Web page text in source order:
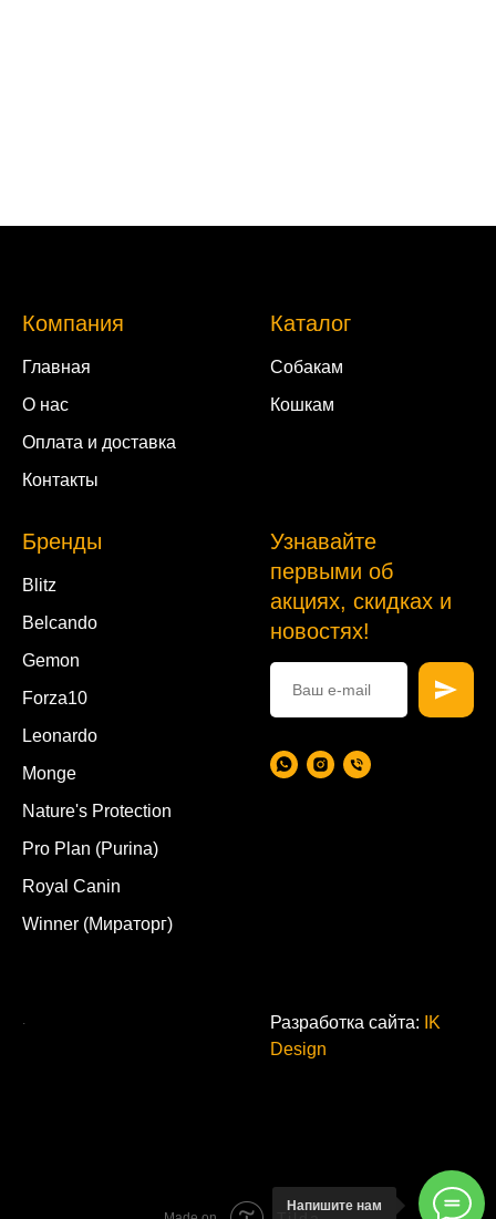
Компания
Главная
О нас
Оплата и доставка
Контакты
Каталог
Собакам
Кошкам
Бренды
Blitz
Belcando
Gemon
Forza10
Leonardo
Monge
Nature's Protection
Pro Plan (Purina)
Royal Canin
Winner (Мираторг)
Узнавайте
первыми об
акциях, скидках и
новостях!
Разработка сайта:
IK
Design
Напишите нам